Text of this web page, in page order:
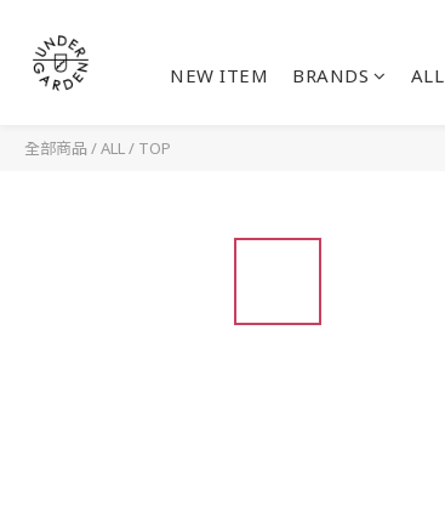
NEW ITEM BRANDS ALL
全部商品 /ALL/ TOP